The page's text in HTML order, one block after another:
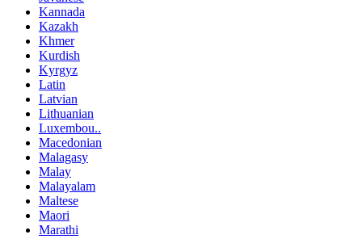
Kannada
Kazakh
Khmer
Kurdish
Kyrgyz
Latin
Latvian
Lithuanian
Luxembou..
Macedonian
Malagasy
Malay
Malayalam
Maltese
Maori
Marathi